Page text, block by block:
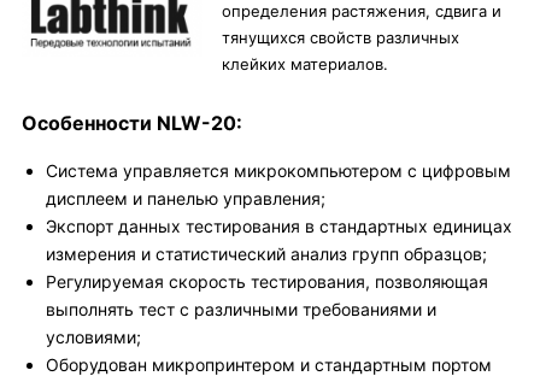
определения растяжения, сдвига и
тянущихся свойств различных
клейких материалов.
Особенности NLW-20:
Система управляется микрокомпьютером с цифровым
дисплеем и панелью управления;
Экспорт данных тестирования в стандартных единицах
измерения и статистический анализ групп образцов;
Регулируемая скорость тестирования, позволяющая
выполнять тест с различными требованиями и
условиями;
Оборудован микропринтером и стандартным портом